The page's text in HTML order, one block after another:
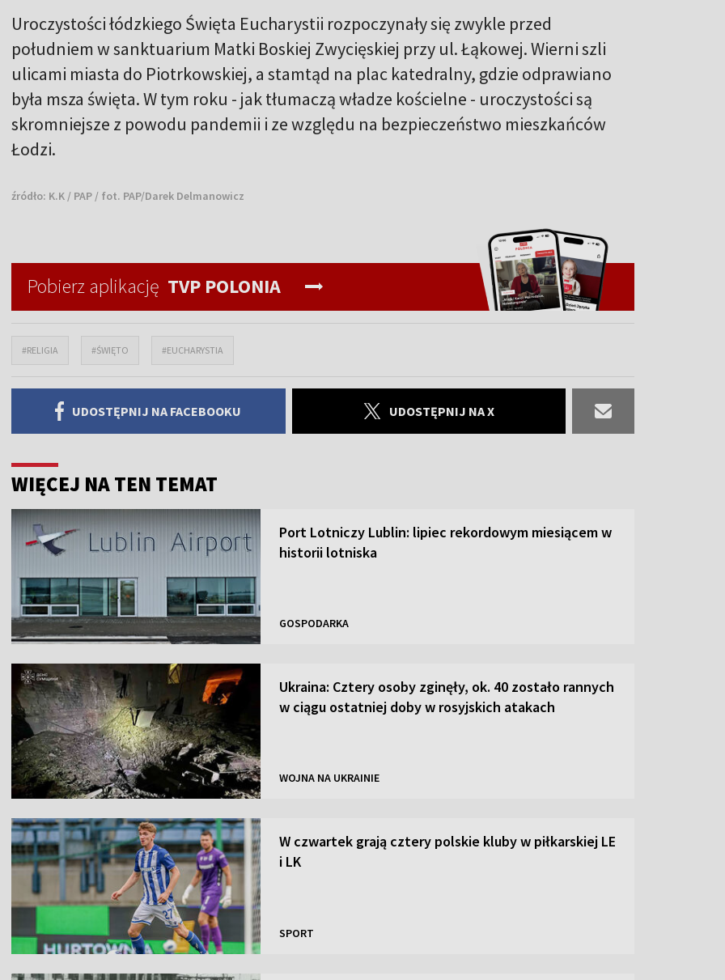
Uroczystości łódzkiego Święta Eucharystii rozpoczynały się zwykle przed
południem w sanktuarium Matki Boskiej Zwycięskiej przy ul. Łąkowej. Wierni szli
ulicami miasta do Piotrkowskiej, a stamtąd na plac katedralny, gdzie odprawiano
była msza święta. W tym roku - jak tłumaczą władze kościelne - uroczystości są
skromniejsze z powodu pandemii i ze względu na bezpieczeństwo mieszkańców
Łodzi.
źródło: K.K / PAP / fot. PAP/Darek Delmanowicz
Pobierz aplikację TVP POLONIA
#RELIGIA #ŚWIĘTO #EUCHARYSTIA
UDOSTĘPNIJ NA FACEBOOKU UDOSTĘPNIJ NA X
WIĘCEJ NA TEN TEMAT
Port Lotniczy Lublin: lipiec rekordowym miesiącem w
historii lotniska
GOSPODARKA
Ukraina: Cztery osoby zginęły, ok. 40 zostało rannych
w ciągu ostatniej doby w rosyjskich atakach
WOJNA NA UKRAINIE
W czwartek grają cztery polskie kluby w piłkarskiej LE
i LK
SPORT